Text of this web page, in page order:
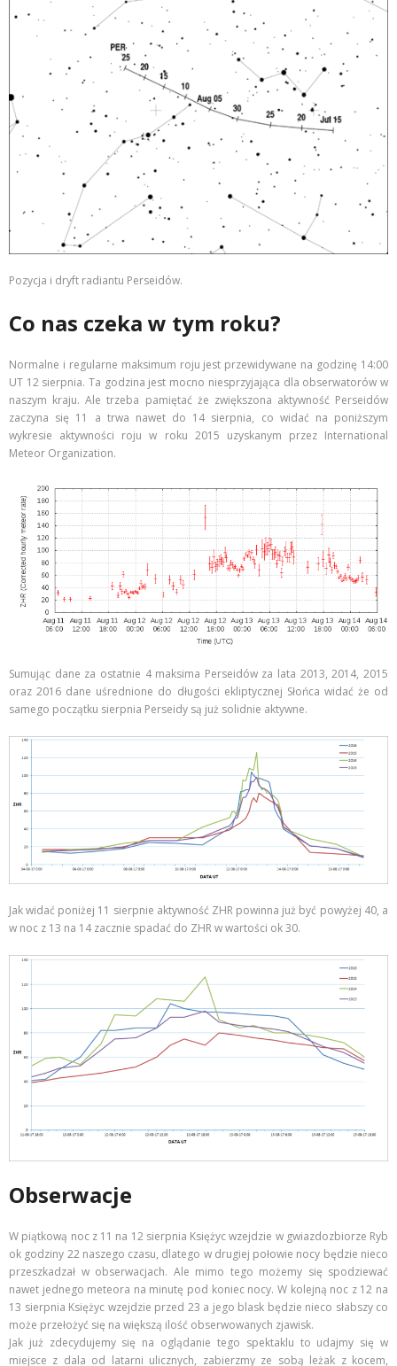
Pozycja i dryft radiantu Perseidów.
Co nas czeka w tym roku?
Normalne i regularne maksimum roju jest przewidywane na godzinę 14:00
UT 12 sierpnia. Ta godzina jest mocno niesprzyjająca dla obserwatorów w
naszym kraju. Ale trzeba pamiętać że zwiększona aktywność Perseidów
zaczyna się 11 a trwa nawet do 14 sierpnia, co widać na poniższym
wykresie aktywności roju w roku 2015 uzyskanym przez International
Meteor Organization.
Sumując dane za ostatnie 4 maksima Perseidów za lata 2013, 2014, 2015
oraz 2016 dane uśrednione do długości ekliptycznej Słońca widać że od
samego początku sierpnia Perseidy są już solidnie aktywne.
Jak widać poniżej 11 sierpnie aktywność ZHR powinna już być powyżej 40, a
w noc z 13 na 14 zacznie spadać do ZHR w wartości ok 30.
Obserwacje
W piątkową noc z 11 na 12 sierpnia Księżyc wzejdzie w gwiazdozbiorze Ryb
ok godziny 22 naszego czasu, dlatego w drugiej połowie nocy będzie nieco
przeszkadzał w obserwacjach. Ale mimo tego możemy się spodziewać
nawet jednego meteora na minutę pod koniec nocy. W kolejną noc z 12 na
13 sierpnia Księżyc wzejdzie przed 23 a jego blask będzie nieco słabszy co
może przełożyć się na większą ilość obserwowanych zjawisk.
Jak już zdecydujemy się na oglądanie tego spektaklu to udajmy się w
miejsce z dala od latarni ulicznych, zabierzmy ze sobą leżak z kocem,